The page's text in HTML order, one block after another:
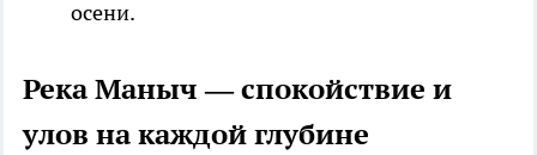
осени.
Река Маныч — спокойствие и
улов на каждой глубине